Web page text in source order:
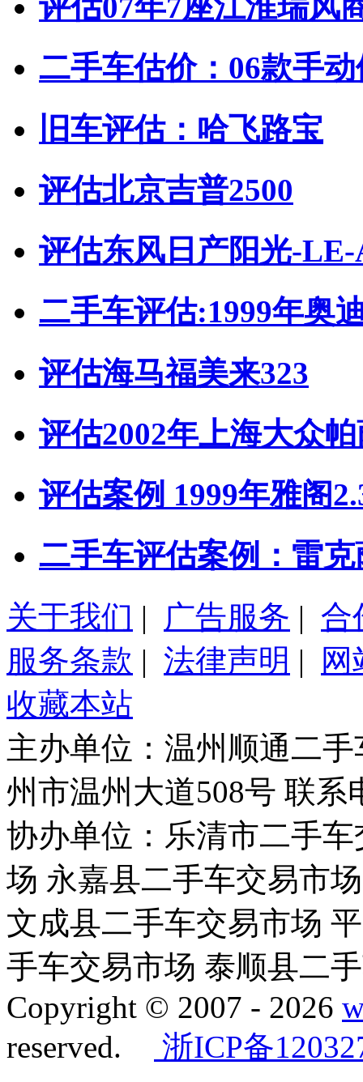
二手车估价：06款手
旧车评估：哈飞路宝
评估北京吉普2500
评估东风日产阳光-LE-
二手车评估:1999年奥
评估海马福美来323
评估2002年上海大众
评估案例 1999年雅阁
二手车评估案例：雷
关于我们 | 广告服务 | 合
服务条款 | 法律声明 |
收藏本站
主办单位：温州顺通二
州市温州大道508号 联系
协办单位：乐清市二手
场 永嘉县二手车交易市
文成县二手车交易市场
手车交易市场 泰顺县二
Copyright © 2007 - 2026
reserved.
浙ICP备